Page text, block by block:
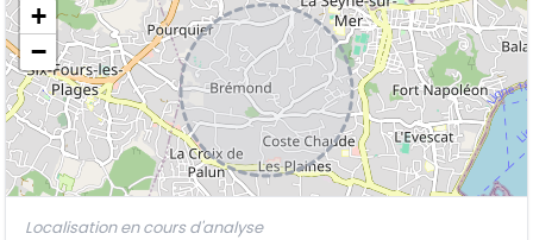
+
−
Localisation en cours d'analyse